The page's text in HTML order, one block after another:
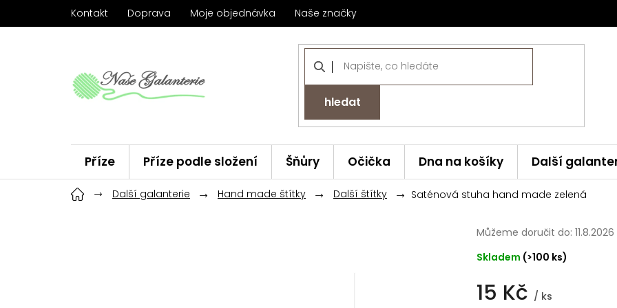
Kontakt Doprava Moje objednávka Naše značky
hledat
Příze Příze podle složení Šňůry Očička Dna na košíky Další
Háčky ChiaoGoo Značky
Další galanterie Hand made štítky Další štítky Saténová stuha hand made zelená
15 Kč / ks
Skladem (>100 ks)
Můžeme doručit do: 11.8.2026